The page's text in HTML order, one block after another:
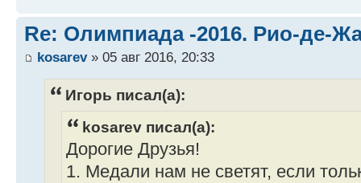
Re: Олимпиада -2016. Рио-де-
kosarev» 05 авг 2016, 20:33
Игорь писал(а):
kosarev писал(а):
Дорогие Друзья!
1. Медали нам не светят, если